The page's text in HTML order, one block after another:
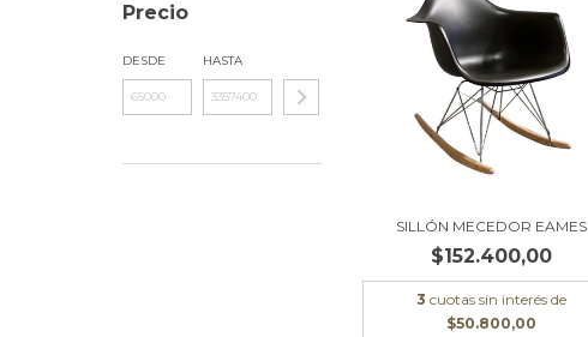
Precio
DESDE HASTA
SILLÓN MECEDOR EAMES
$152.400,00
3 cuotas sin interés de
$50.800,00